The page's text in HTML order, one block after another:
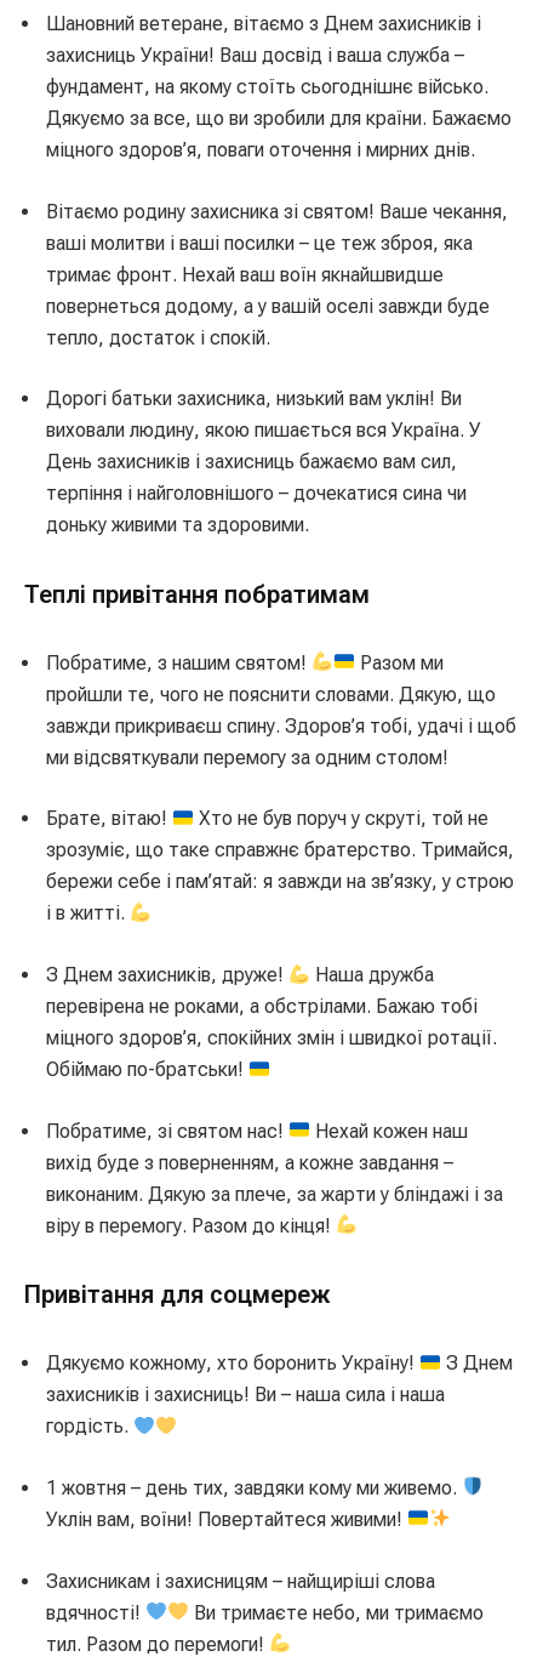
Шановний ветеране, вітаємо з Днем захисників і
захисниць України! Ваш досвід і ваша служба –
фундамент, на якому стоїть сьогоднішнє військо.
Дякуємо за все, що ви зробили для країни. Бажаємо
міцного здоров’я, поваги оточення і мирних днів.
Вітаємо родину захисника зі святом! Ваше чекання,
ваші молитви і ваші посилки – це теж зброя, яка
тримає фронт. Нехай ваш воїн якнайшвидше
повернеться додому, а у вашій оселі завжди буде
тепло, достаток і спокій.
Дорогі батьки захисника, низький вам уклін! Ви
виховали людину, якою пишається вся Україна. У
День захисників і захисниць бажаємо вам сил,
терпіння і найголовнішого – дочекатися сина чи
доньку живими та здоровими.
Теплі привітання побратимам
Побратиме, з нашим святом!
Разом ми
пройшли те, чого не пояснити словами. Дякую, що
завжди прикриваєш спину. Здоров’я тобі, удачі і щоб
ми відсвяткували перемогу за одним столом!
Брате, вітаю!
Хто не був поруч у скруті, той не
зрозуміє, що таке справжнє братерство. Тримайся,
бережи себе і пам’ятай: я завжди на зв’язку, у строю
і в житті.
З Днем захисників, друже!
Наша дружба
перевірена не роками, а обстрілами. Бажаю тобі
міцного здоров’я, спокійних змін і швидкої ротації.
Обіймаю по-братськи!
Побратиме, зі святом нас!
Нехай кожен наш
вихід буде з поверненням, а кожне завдання –
виконаним. Дякую за плече, за жарти у бліндажі і за
віру в перемогу. Разом до кінця!
Привітання для соцмереж
Дякуємо кожному, хто боронить Україну!
З Днем
захисників і захисниць! Ви – наша сила і наша
гордість.
1 жовтня – день тих, завдяки кому ми живемо.
Уклін вам, воїни! Повертайтеся живими!
Захисникам і захисницям – найщиріші слова
вдячності!
Ви тримаєте небо, ми тримаємо
тил. Разом до перемоги!